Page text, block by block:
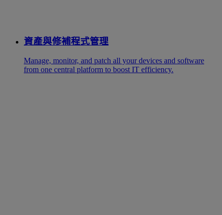
資產與修補程式管理
Manage, monitor, and patch all your devices and software
from one central platform to boost IT efficiency.